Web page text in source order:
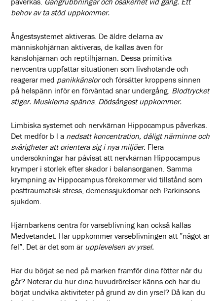
behov av ta stöd uppkommer.
Ångestsystemet aktiveras. De äldre delarna av
människohjärnan aktiveras, de kallas även för
känslohjärnan och reptilhjärnan. Dessa primitiva
nervcentra uppfattar situationen som livshotande och
reagerar med panikkänsloroch försätter kroppens sinnen
på helspänn inför en förväntad snar undergång. Blodtrycket
stiger. Musklerna spänns. Dödsångest uppkommer.
Limbiska systemet och nervkärnan Hippocampus påverkas.
Det medför b l a nedsatt koncentration, dåligt närminne och
svårigheter att orientera sig i nya miljöer. Flera
undersökningar har påvisat att nervkärnan Hippocampus
krymper i storlek efter skador i balansorganen. Samma
krympning av Hippocampus förekommer vid tillstånd som
posttraumatisk stress, demenssjukdomar och Parkinsons
sjukdom.
Hjärnbarkens centra för varseblivning kan också kallas
Medvetandet. Här uppkommer varseblivningen att ”något är
fel”. Det är det som är upplevelsen av yrsel.
Har du börjat se ned på marken framför dina fötter när du
går? Noterar du hur dina huvudrörelser känns och har du
börjat undvika aktiviteter på grund av din yrsel? Då kan du